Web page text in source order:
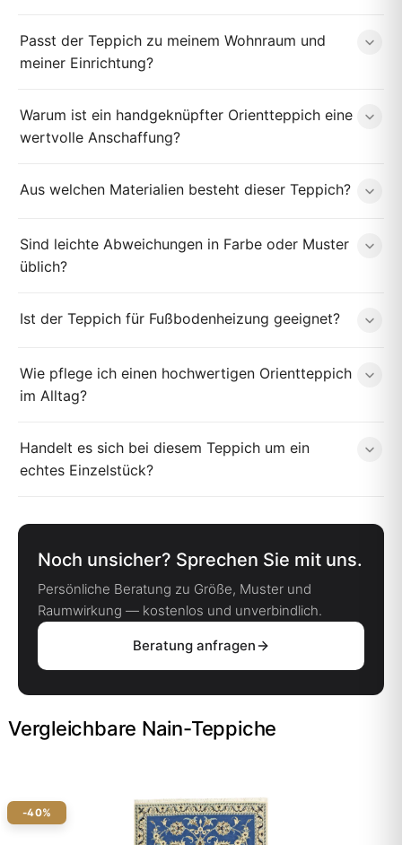
Passt der Teppich zu meinem Wohnraum und
meiner Einrichtung?
Warum ist ein handgeknüpfter Orientteppich eine
wertvolle Anschaffung?
Aus welchen Materialien besteht dieser Teppich?
Sind leichte Abweichungen in Farbe oder Muster
üblich?
Ist der Teppich für Fußbodenheizung geeignet?
Wie pflege ich einen hochwertigen Orientteppich
im Alltag?
Handelt es sich bei diesem Teppich um ein
echtes Einzelstück?
Noch unsicher? Sprechen Sie mit uns.
Persönliche Beratung zu Größe, Muster und
Raumwirkung — kostenlos und unverbindlich.
Beratung anfragen
Vergleichbare Nain-Teppiche
-40%